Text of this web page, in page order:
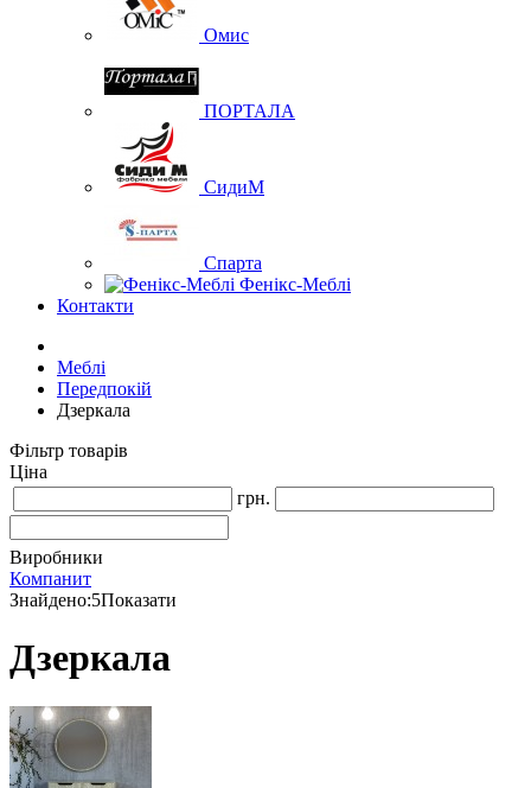
Омис
ПОРТАЛА
СидиМ
Спарта
Фенікс-Меблі
Контакти
Меблі
Передпокій
Дзеркала
Фільтр товарів
Ціна
грн.
Виробники
Компанит
Знайдено:5Показати
Дзеркала